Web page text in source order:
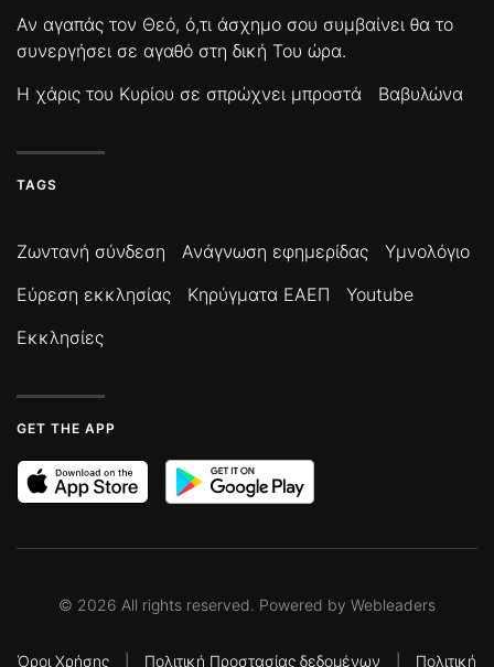
Αν αγαπάς τον Θεό, ό,τι άσχημο σου συμβαίνει θα το
συνεργήσει σε αγαθό στη δική Του ώρα.
Η χάρις του Κυρίου σε σπρώχνει μπροστά
Βαβυλώνα
TAGS
Ζωντανή σύνδεση Ανάγνωση εφημερίδας
Υμνολόγιο
Εύρεση εκκλησίας
Κηρύγματα ΕΑΕΠ
Youtube
Εκκλησίες
GET THE APP
© 2026 All rights reserved. Powered by Webleaders
Όροι Χρήσης Πολιτική Προστασίας δεδομένων Πολιτική